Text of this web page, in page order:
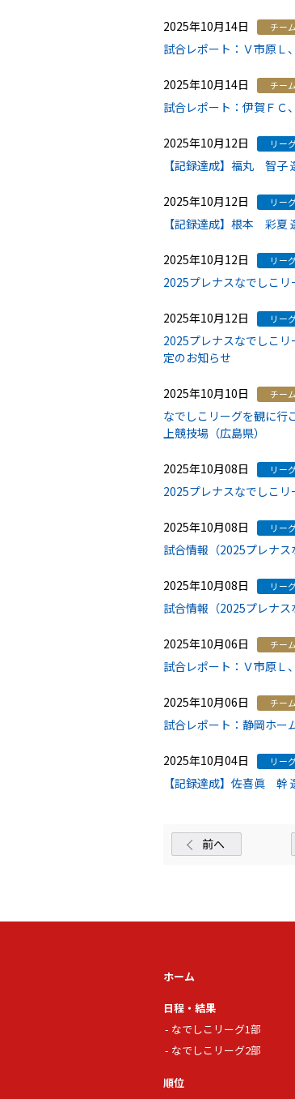
2025年10月14日 チーム
試合レポート：Ｖ市原Ｌ
2025年10月14日 チーム
試合レポート：伊賀ＦＣ
2025年10月12日 リー
【記録達成】福丸 智子
2025年10月12日 リー
【記録達成】根本 彩夏
2025年10月12日 リー
2025プレナスなでしこ
2025年10月12日 リー
2025プレナスなでしこ
定のお知らせ
2025年10月10日 チーム
なでしこリーグを観に行
上競技場（広島県）
2025年10月08日 リー
2025プレナスなでしこ
2025年10月08日 リー
試合情報（2025プレナス
2025年10月08日 リー
試合情報（2025プレナス
2025年10月06日 チーム
試合レポート：Ｖ市原Ｌ
2025年10月06日 チーム
試合レポート：静岡ホー
2025年10月04日 リー
【記録達成】佐喜眞 幹
前へ
ホーム
日程・結果
なでしこリーグ1部
なでしこリーグ2部
順位